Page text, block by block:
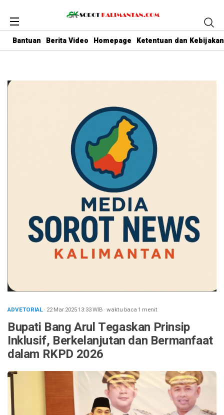
Bantuan Berita Video Homepage Ketentuan dan
ADVETORIAL· 22 Mar 202513:33WIB ·waktu baca 1 menit
Bupati Bang Arul Tegaskan Prinsip
Inklusif, Berkelanjutan dan Bermanfaat
dalam RKPD 2026